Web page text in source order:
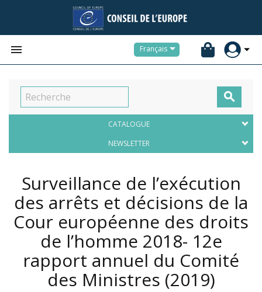
 Français

CATALOGUE
NEWSLETTER
Surveillance de l’exécution
des arrêts et décisions de la
Cour européenne des droits
de l’homme 2018- 12e
rapport annuel du Comité
des Ministres (2019)